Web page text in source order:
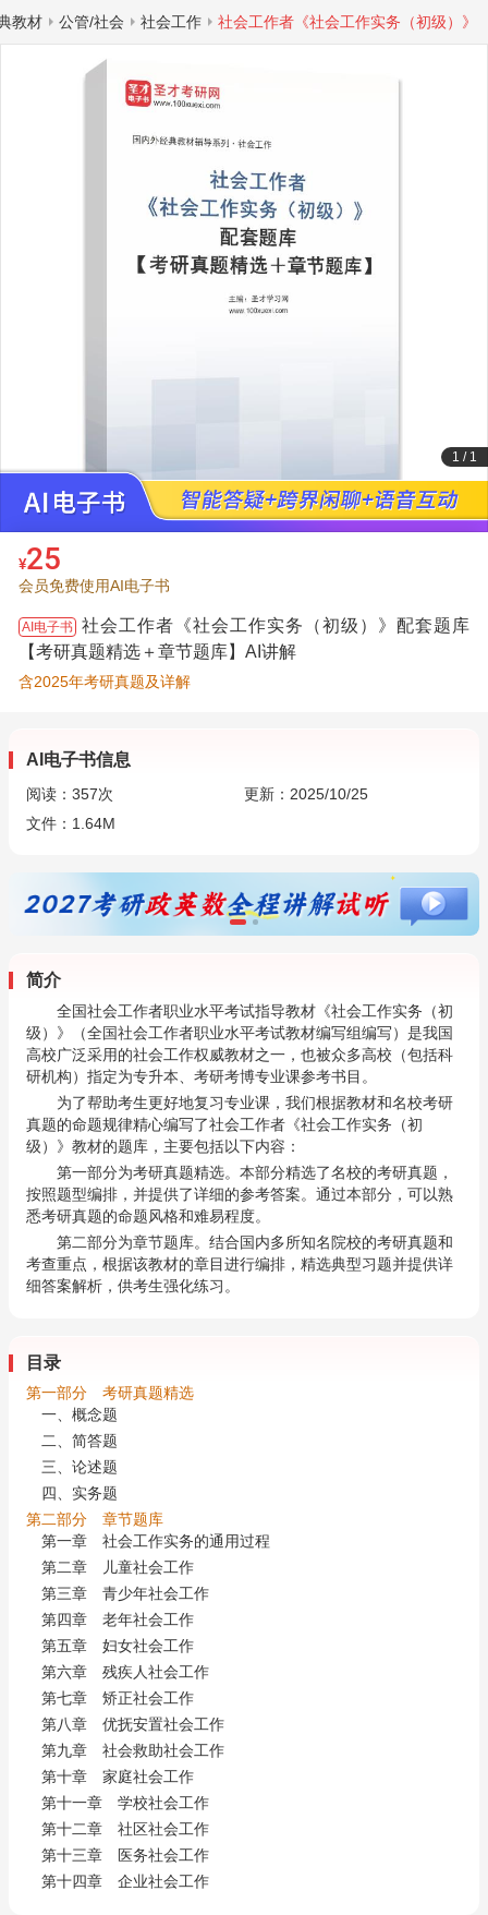
教材 公管/社会 社会工作 社会工作者《社会工作实务（初级）》
1 / 1
¥25
会员免费使用AI电子书
AI电子书 社会工作者《社会工作实务（初级）》配套题库
【考研真题精选＋章节题库】AI讲解
含2025年考研真题及详解
AI电子书信息
阅读： 357次
更新：2025/10/25
文件：1.64M
简介
全国社会工作者职业水平考试指导教材《社会工作实务（初
级）》（全国社会工作者职业水平考试教材编写组编写）是我国
高校广泛采用的社会工作权威教材之一，也被众多高校（包括科
研机构）指定为专升本、考研考博专业课参考书目。
为了帮助考生更好地复习专业课，我们根据教材和名校考研
真题的命题规律精心编写了社会工作者《社会工作实务（初
级）》教材的题库，主要包括以下内容：
第一部分为考研真题精选。本部分精选了名校的考研真题，
按照题型编排，并提供了详细的参考答案。通过本部分，可以熟
悉考研真题的命题风格和难易程度。
第二部分为章节题库。结合国内多所知名院校的考研真题和
考查重点，根据该教材的章目进行编排，精选典型习题并提供详
细答案解析，供考生强化练习。
目录
第一部分 考研真题精选
一、概念题
二、简答题
三、论述题
四、实务题
第二部分 章节题库
第一章 社会工作实务的通用过程
第二章 儿童社会工作
第三章 青少年社会工作
第四章 老年社会工作
第五章 妇女社会工作
第六章 残疾人社会工作
第七章 矫正社会工作
第八章 优抚安置社会工作
第九章 社会救助社会工作
第十章 家庭社会工作
第十一章 学校社会工作
第十二章 社区社会工作
第十三章 医务社会工作
第十四章 企业社会工作